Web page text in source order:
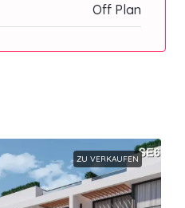
Off Plan
ZU VERKAUFEN